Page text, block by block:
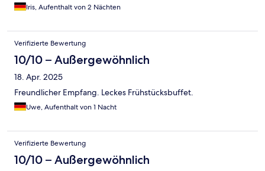
Iris, Aufenthalt von 2 Nächten
Verifizierte Bewertung
10/10 – Außergewöhnlich
18. Apr. 2025
Freundlicher Empfang. Leckes Frühstücksbuffet.
Uwe, Aufenthalt von 1 Nacht
Verifizierte Bewertung
10/10 – Außergewöhnlich